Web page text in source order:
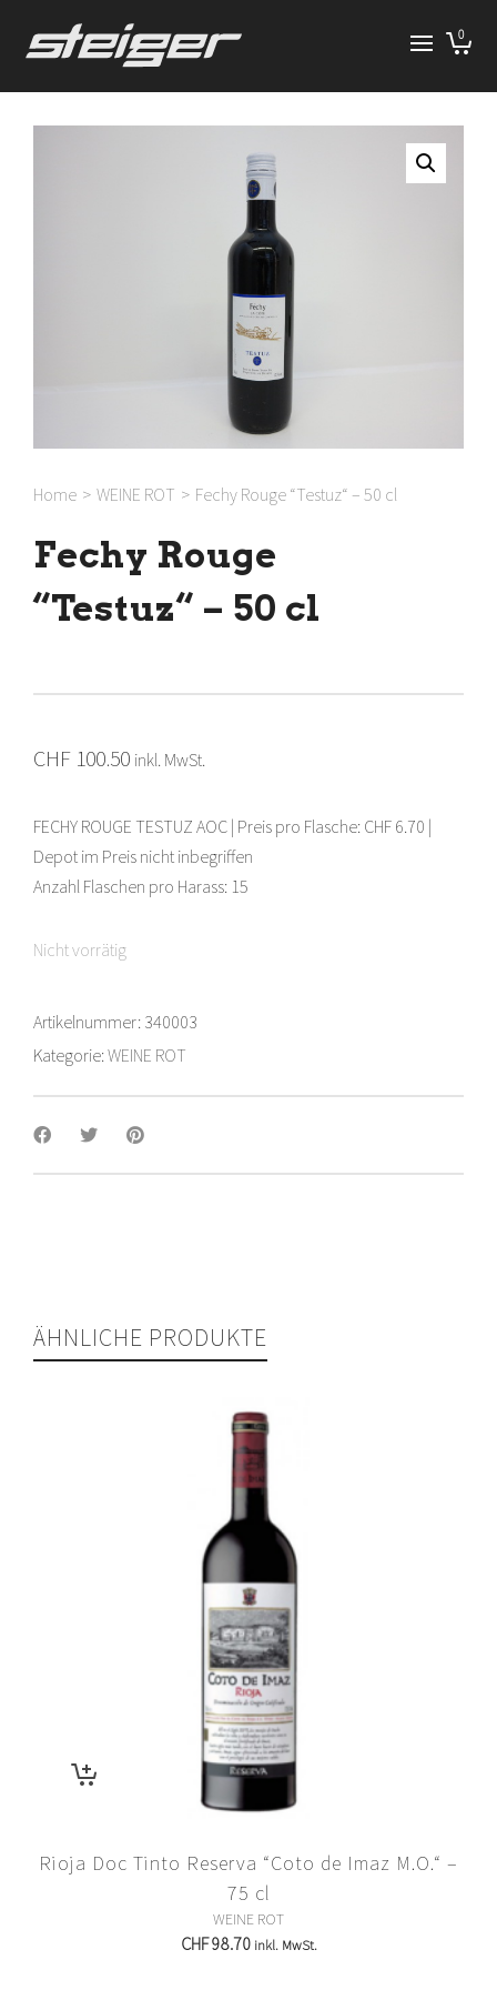
0
Home > WEINE ROT > Fechy Rouge “Testuz“ – 50 cl
Fechy Rouge
“Testuz“ – 50 cl
CHF 100.50 inkl. MwSt.
FECHY ROUGE TESTUZ AOC | Preis pro Flasche: CHF 6.70 |
Depot im Preis nicht inbegriffen
Anzahl Flaschen pro Harass: 15
Nicht vorrätig
Artikelnummer: 340003
Kategorie:WEINE ROT
ÄHNLICHE PRODUKTE
Rioja Doc Tinto Reserva “Coto de Imaz M.O.“ –
75 cl
WEINE ROT
CHF98.70 inkl. MwSt.